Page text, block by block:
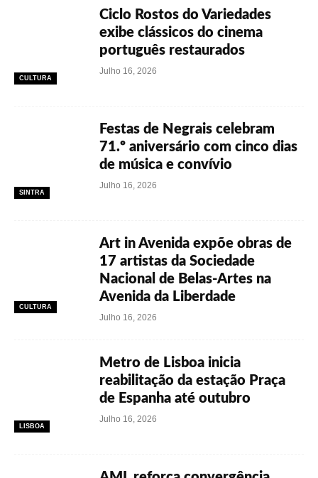
CULTURA
Ciclo Rostos do Variedades
exibe clássicos do cinema
português restaurados
Julho 16, 2026
SINTRA
Festas de Negrais celebram
71.º aniversário com cinco dias
de música e convívio
Julho 16, 2026
CULTURA
Art in Avenida expõe obras de
17 artistas da Sociedade
Nacional de Belas-Artes na
Avenida da Liberdade
Julho 16, 2026
LISBOA
Metro de Lisboa inicia
reabilitação da estação Praça
de Espanha até outubro
Julho 16, 2026